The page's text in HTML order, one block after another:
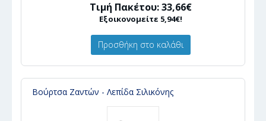
Τιμή Πακέτου: 33,66€
Εξοικονομείτε 5,94€!
Προσθήκη στο καλάθι
Βούρτσα Ζαντών - Λεπίδα Σιλικόνης